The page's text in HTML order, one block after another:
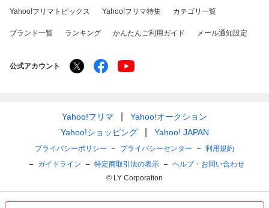
Yahoo!フリマトピックス Yahoo!フリマ特集 カテゴリ一覧
ブランド一覧 ランキング かんたんご利用ガイド メール通知設定
公式アカウント
Yahoo!フリマ
Yahoo!オークション
Yahoo!ショッピング
Yahoo! JAPAN
プライバシーポリシー プライバシーセンター
利用規約
ガイドライン
特定商取引法の表示
ヘルプ・お問い合わせ
© LY Corporation